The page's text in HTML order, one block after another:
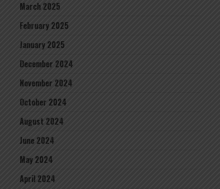
March 2025
February 2025
January 2025
December 2024
November 2024
October 2024
August 2024
June 2024
May 2024
April 2024